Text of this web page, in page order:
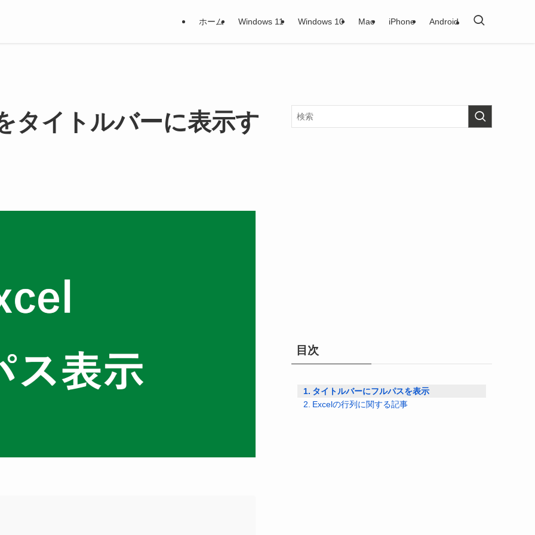
ホーム Windows 11 Windows 10 Mac iPhone Android
タイトルバーに表示す
目次
タイトルバーにフルパスを表示
Excelの行列に関する記事